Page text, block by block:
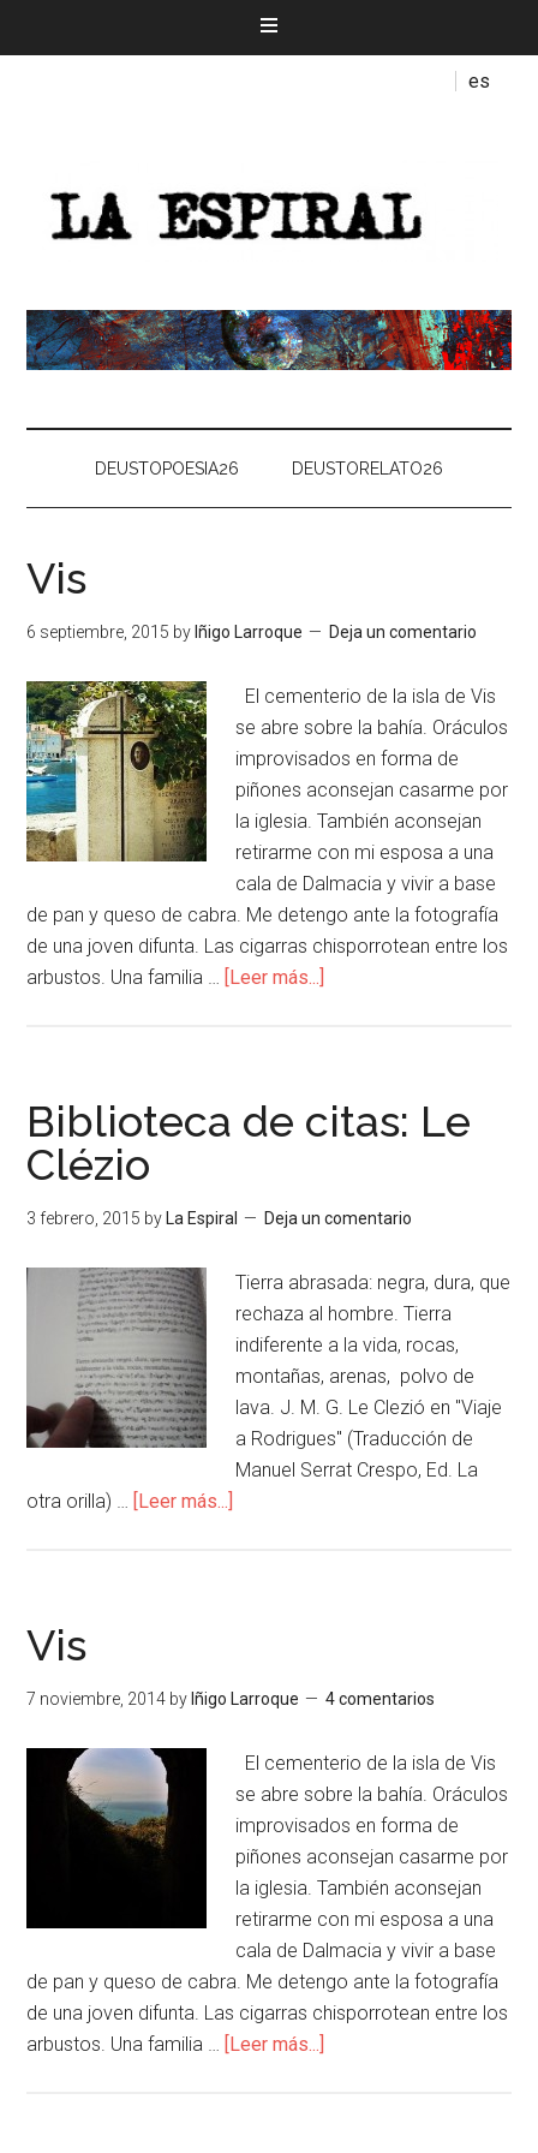
es
DEUSTOPOESIA26 DEUSTORELATO26
Vis
6 septiembre, 2015 by Iñigo Larroque Deja un comentario
El cementerio de la isla de Vis
se abre sobre la bahía. Oráculos
improvisados en forma de
piñones aconsejan casarme por
la iglesia. También aconsejan
retirarme con mi esposa a una
cala de Dalmacia y vivir a base
de pan y queso de cabra. Me detengo ante la fotografía
de una joven difunta. Las cigarras chisporrotean entre los
arbustos. Una familia … [Leer más...]
Biblioteca de citas: Le
Clézio
3 febrero, 2015 by La Espiral Deja un comentario
Tierra abrasada: negra, dura, que
rechaza al hombre. Tierra
indiferente a la vida, rocas,
montañas, arenas, polvo de
lava. J. M. G. Le Clezió en "Viaje
a Rodrigues" (Traducción de
Manuel Serrat Crespo, Ed. La
otra orilla) … [Leer más...]
Vis
7 noviembre, 2014 by Iñigo Larroque 4 comentarios
El cementerio de la isla de Vis
se abre sobre la bahía. Oráculos
improvisados en forma de
piñones aconsejan casarme por
la iglesia. También aconsejan
retirarme con mi esposa a una
cala de Dalmacia y vivir a base
de pan y queso de cabra. Me detengo ante la fotografía
de una joven difunta. Las cigarras chisporrotean entre los
arbustos. Una familia … [Leer más...]